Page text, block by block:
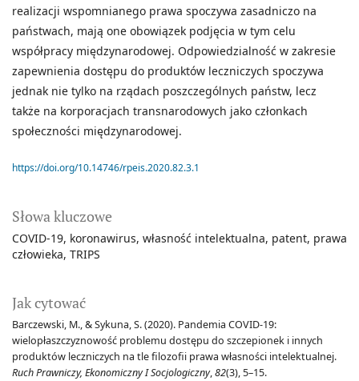
Słowa kluczowe
COVID-19 koronawirus własność intelektualna patent prawa
człowieka TRIPS
Jak cytować
Barczewski, M., & Sykuna, S. (2020). Pandemia COVID-19:
wielopłaszczyznowość problemu dostępu do szczepionek i innych
produktów leczniczych na tle filozofii prawa własności intelektualnej.
Ruch Prawniczy, Ekonomiczny I Socjologiczny,82(3), 5–15.
realizacji wspomnianego prawa spoczywa zasadniczo na
państwach, mają one obowiązek podjęcia w tym celu
współpracy międzynarodowej. Odpowiedzialność w zakresie
zapewnienia dostępu do produktów leczniczych spoczywa
jednak nie tylko na rządach poszczególnych państw, lecz
także na korporacjach transnarodowych jako członkach
społeczności międzynarodowej.
https://doi.org/10.14746/rpeis.2020.82.3.1